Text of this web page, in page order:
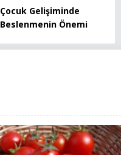
Çocuk Gelişiminde
Beslenmenin Önemi